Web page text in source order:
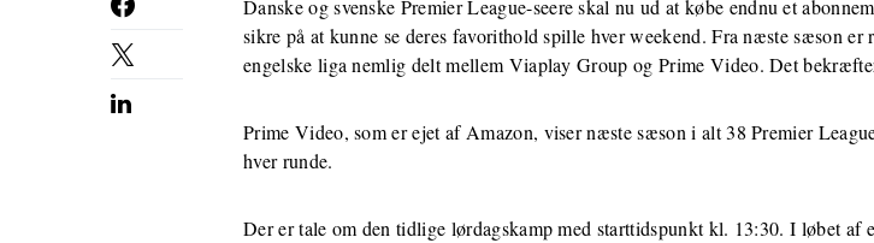
Danske og svenske Premier League-seere skal nu ud at købe endnu et
sikre på at kunne se deres favorithold spille hver weekend. Fra næste sæson er
engelske liga nemlig delt mellem Viaplay Group og Prime Video. Det
Prime Video, som er ejet af Amazon, viser næste sæson i alt 38 Premier
hver runde.
Der er tale om den tidlige lørdagskamp med starttidspunkt kl. 13:30. I løbet af